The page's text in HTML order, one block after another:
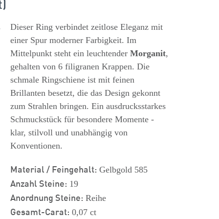
Dieser Ring verbindet zeitlose Eleganz mit
einer Spur moderner Farbigkeit. Im
Mittelpunkt steht ein leuchtender Morganit,
gehalten von 6 filigranen Krappen. Die
schmale Ringschiene ist mit feinen
Brillanten besetzt, die das Design gekonnt
zum Strahlen bringen. Ein ausdrucksstarkes
Schmuckstück für besondere Momente -
klar, stilvoll und unabhängig von
Konventionen.
Material / Feingehalt: Gelbgold 585
Anzahl Steine: 19
Anordnung Steine: Reihe
Gesamt-Carat: 0,07 ct